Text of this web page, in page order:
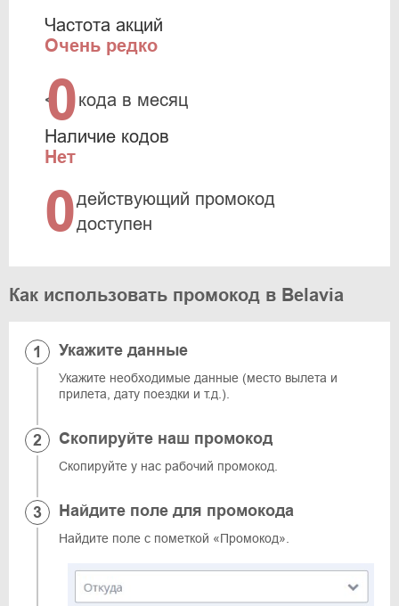
Частота акций
Очень редко
<0кода в месяц
Наличие кодов
Нет
0действующий промокод
доступен
Как использовать промокод в Belavia
Укажите данные
Укажите необходимые данные (место вылета и
прилета, дату поездки и т.д.).
Скопируйте наш промокод
Скопируйте у нас рабочий промокод.
Найдите поле для промокода
Найдите поле с пометкой «Промокод».